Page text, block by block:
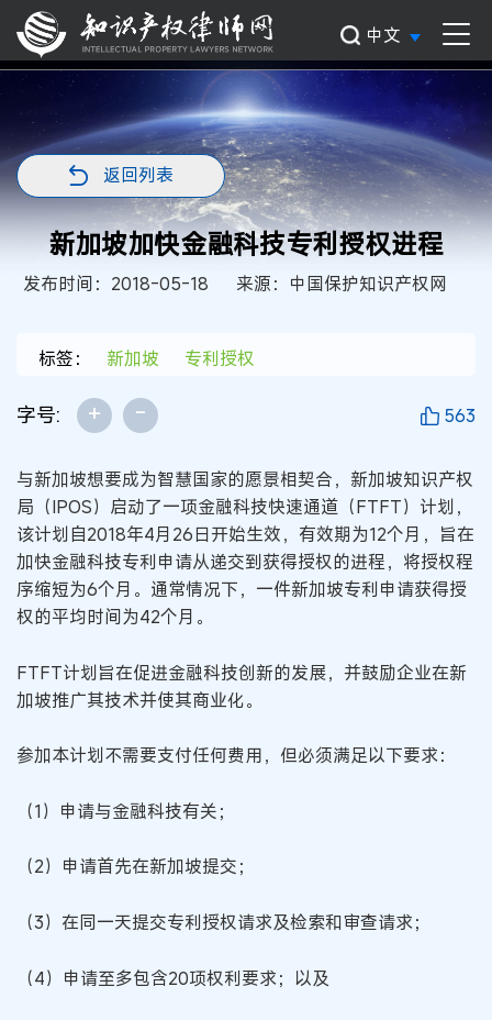
中文
返回列表
新加坡加快金融科技专利授权进程
发布时间：2018-05-18 来源：中国保护知识产权网
标签： 新加坡 专利授权
字号: + - 563
与新加坡想要成为智慧国家的愿景相契合，新加坡知识产权
局（IPOS）启动了一项金融科技快速通道（FTFT）计划，
该计划自2018年4月26日开始生效，有效期为12个月，旨在
加快金融科技专利申请从递交到获得授权的进程，将授权程
序缩短为6个月。通常情况下，一件新加坡专利申请获得授
权的平均时间为42个月。
FTFT计划旨在促进金融科技创新的发展，并鼓励企业在新
加坡推广其技术并使其商业化。
参加本计划不需要支付任何费用，但必须满足以下要求：
（1）申请与金融科技有关；
（2）申请首先在新加坡提交；
（3）在同一天提交专利授权请求及检索和审查请求；
（4）申请至多包含20项权利要求；以及